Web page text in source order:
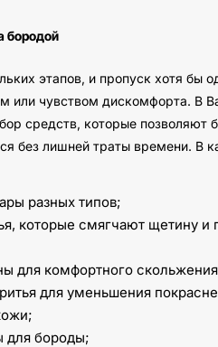
бородой
этапов, и пропуск хотя бы
или чувством дискомфорта. В
средств, которые позволяют
без лишней траты времени. В
разных типов;
которые смягчают щетину и
для комфортного
для уменьшения
для бороды;